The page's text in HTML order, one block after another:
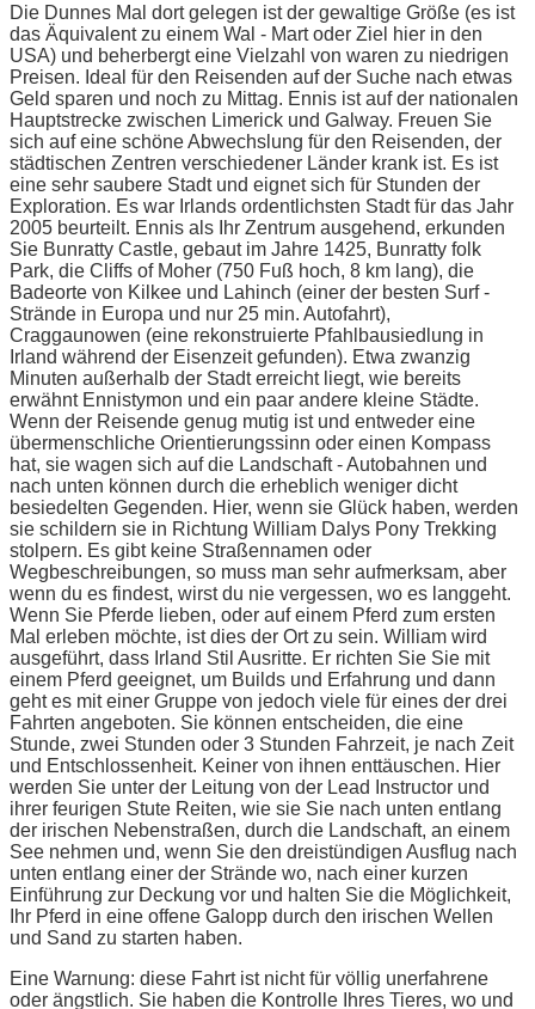
Die Dunnes Mal dort gelegen ist der gewaltige Größe (es ist
das Äquivalent zu einem Wal - Mart oder Ziel hier in den
USA) und beherbergt eine Vielzahl von waren zu niedrigen
Preisen. Ideal für den Reisenden auf der Suche nach etwas
Geld sparen und noch zu Mittag. Ennis ist auf der nationalen
Hauptstrecke zwischen Limerick und Galway. Freuen Sie
sich auf eine schöne Abwechslung für den Reisenden, der
städtischen Zentren verschiedener Länder krank ist. Es ist
eine sehr saubere Stadt und eignet sich für Stunden der
Exploration. Es war Irlands ordentlichsten Stadt für das Jahr
2005 beurteilt. Ennis als Ihr Zentrum ausgehend, erkunden
Sie Bunratty Castle, gebaut im Jahre 1425, Bunratty folk
Park, die Cliffs of Moher (750 Fuß hoch, 8 km lang), die
Badeorte von Kilkee und Lahinch (einer der besten Surf -
Strände in Europa und nur 25 min. Autofahrt),
Craggaunowen (eine rekonstruierte Pfahlbausiedlung in
Irland während der Eisenzeit gefunden). Etwa zwanzig
Minuten außerhalb der Stadt erreicht liegt, wie bereits
erwähnt Ennistymon und ein paar andere kleine Städte.
Wenn der Reisende genug mutig ist und entweder eine
übermenschliche Orientierungssinn oder einen Kompass
hat, sie wagen sich auf die Landschaft - Autobahnen und
nach unten können durch die erheblich weniger dicht
besiedelten Gegenden. Hier, wenn sie Glück haben, werden
sie schildern sie in Richtung William Dalys Pony Trekking
stolpern. Es gibt keine Straßennamen oder
Wegbeschreibungen, so muss man sehr aufmerksam, aber
wenn du es findest, wirst du nie vergessen, wo es langgeht.
Wenn Sie Pferde lieben, oder auf einem Pferd zum ersten
Mal erleben möchte, ist dies der Ort zu sein. William wird
ausgeführt, dass Irland Stil Ausritte. Er richten Sie Sie mit
einem Pferd geeignet, um Builds und Erfahrung und dann
geht es mit einer Gruppe von jedoch viele für eines der drei
Fahrten angeboten. Sie können entscheiden, die eine
Stunde, zwei Stunden oder 3 Stunden Fahrzeit, je nach Zeit
und Entschlossenheit. Keiner von ihnen enttäuschen. Hier
werden Sie unter der Leitung von der Lead Instructor und
ihrer feurigen Stute Reiten, wie sie Sie nach unten entlang
der irischen Nebenstraßen, durch die Landschaft, an einem
See nehmen und, wenn Sie den dreistündigen Ausflug nach
unten entlang einer der Strände wo, nach einer kurzen
Einführung zur Deckung vor und halten Sie die Möglichkeit,
Ihr Pferd in eine offene Galopp durch den irischen Wellen
und Sand zu starten haben.
Eine Warnung: diese Fahrt ist nicht für völlig unerfahrene
oder ängstlich. Sie haben die Kontrolle Ihres Tieres, wo und